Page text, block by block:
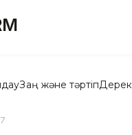
Заң және тәртіп